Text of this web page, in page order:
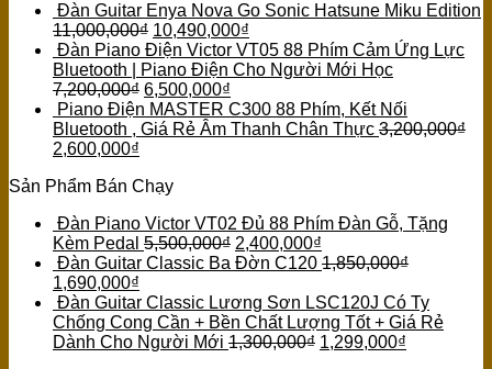
Đàn Guitar Enya Nova Go Sonic Hatsune Miku Edition
11,000,000₫ 10,490,000₫
Đàn Piano Điện Victor VT05 88 Phím Cảm Ứng Lực
Bluetooth | Piano Điện Cho Người Mới Học
7,200,000₫ 6,500,000₫
Piano Điện MASTER C300 88 Phím, Kết Nối
Bluetooth , Giá Rẻ Âm Thanh Chân Thực 3,200,000₫
2,600,000₫
Sản Phẩm Bán Chạy
Đàn Piano Victor VT02 Đủ 88 Phím Đàn Gỗ, Tặng
Kèm Pedal 5,500,000₫ 2,400,000₫
Đàn Guitar Classic Ba Đờn C120 1,850,000₫
1,690,000₫
Đàn Guitar Classic Lương Sơn LSC120J Có Ty
Chống Cong Cần + Bền Chất Lượng Tốt + Giá Rẻ
Dành Cho Người Mới 1,300,000₫ 1,299,000₫